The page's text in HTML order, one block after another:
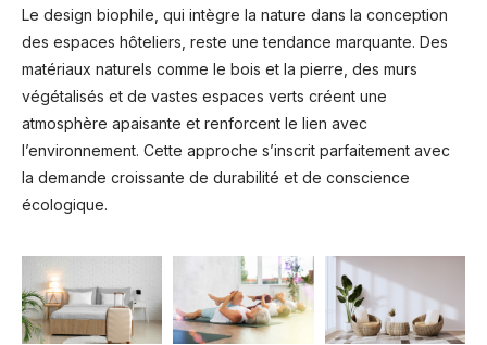
Le design biophile, qui intègre la nature dans la conception
des espaces hôteliers, reste une tendance marquante. Des
matériaux naturels comme le bois et la pierre, des murs
végétalisés et de vastes espaces verts créent une
atmosphère apaisante et renforcent le lien avec
l’environnement. Cette approche s’inscrit parfaitement avec
la demande croissante de durabilité et de conscience
écologique.